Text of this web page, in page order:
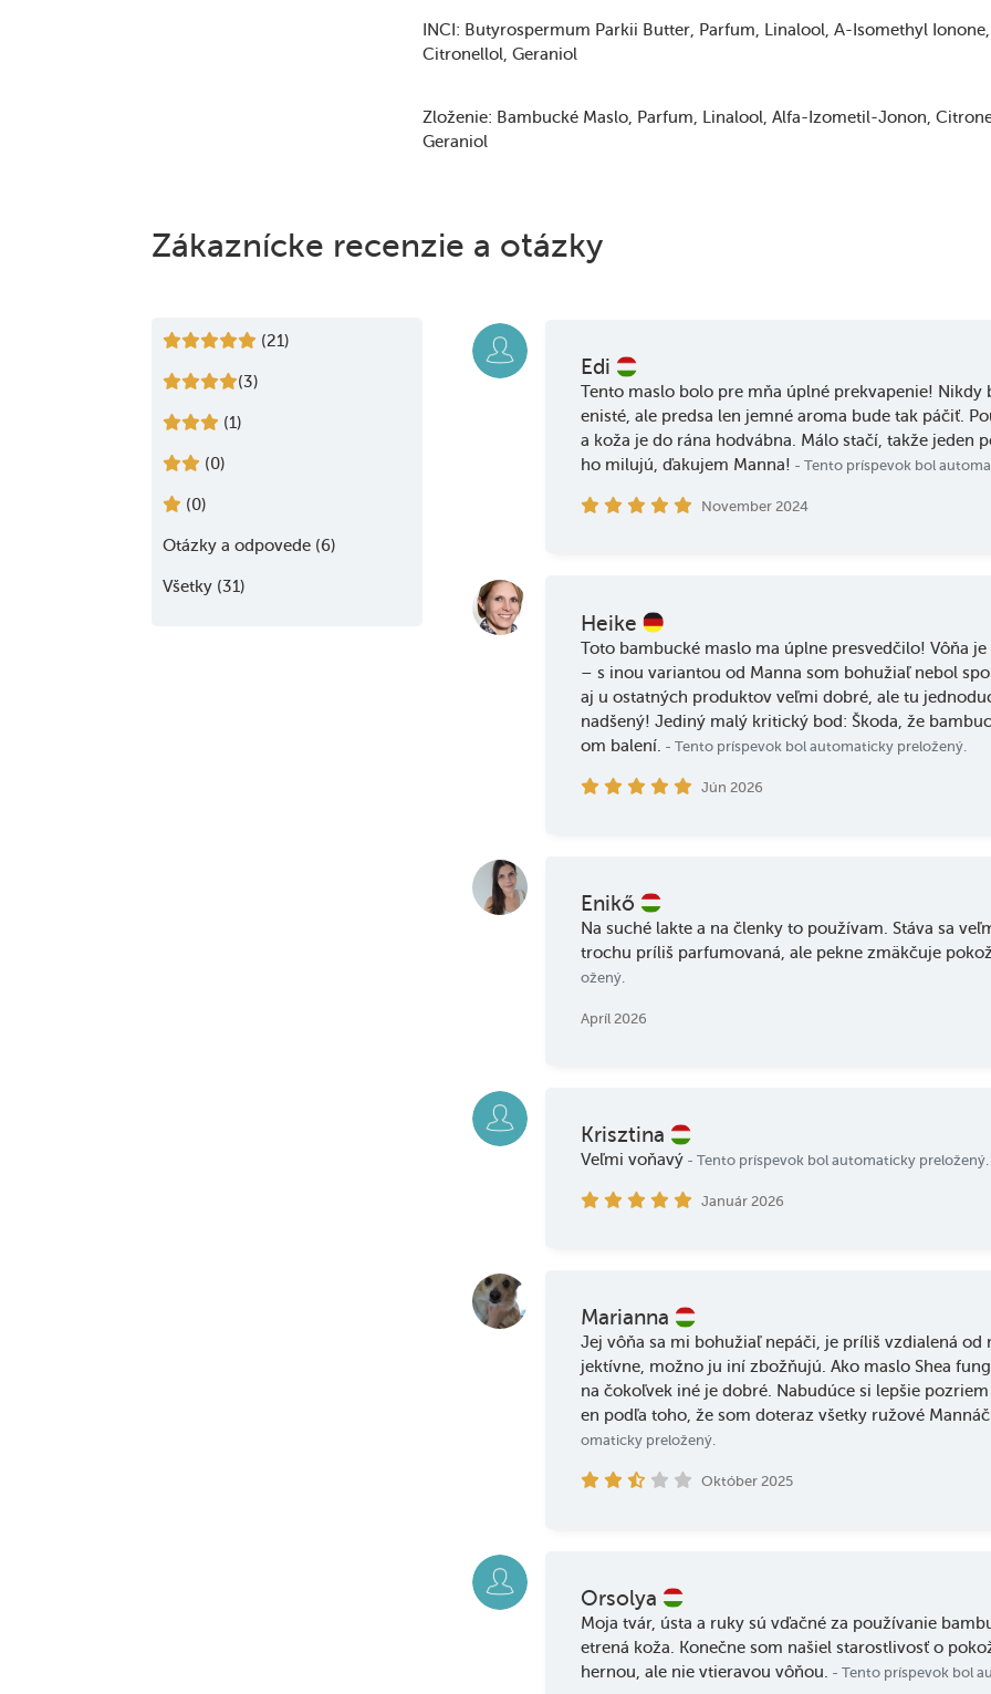
INCI: Butyrospermum Parkii Butter Parfum Linalool Α-Isomethyl Ionone
Citronellol Geraniol
Zloženie: Bambucké Maslo Parfum Linalool Alfa-Izometil-Jonon
Geraniol
Zákaznícke recenzie a otázky
(21)
(3)
(1)
(0)
(0)
Otázky a odpovede (6)
Všetky (31)
Edi
Tento maslo bolo pre mňa úplné prekvapenie!
enisté, ale predsa len jemné aroma bude tak páčiť.
a koža je do rána hodvábna. Málo stačí, takže jeden
ho milujú, ďakujem Manna! - Tento príspevok bol
November 2024
Heike
Toto bambucké maslo ma úplne presvedčilo! Vôňa
– s inou variantou od Manna som bohužiaľ nebol
aj u ostatných produktov veľmi dobré, ale tu
nadšený! Jediný malý kritický bod: Škoda, že
om balení. - Tento príspevok bol automaticky preložený.
Jún 2026
Enikő
Na suché lakte a na členky to používam. Stáva sa
trochu príliš parfumovaná, ale pekne zmäkčuje
ožený.
Apríl 2026
Krisztina
Veľmi voňavý - Tento príspevok bol automaticky preložený.
Január 2026
Marianna
Jej vôňa sa mi bohužiaľ nepáči, je príliš vzdialená od
jektívne, možno ju iní zbožňujú. Ako maslo Shea
na čokoľvek iné je dobré. Nabudúce si lepšie
en podľa toho, že som doteraz všetky ružové
omaticky preložený.
Október 2025
Orsolya
Moja tvár, ústa a ruky sú vďačné za používanie
etrená koža. Konečne som našiel starostlivosť o
hernou, ale nie vtieravou vôňou. - Tento príspevok bol